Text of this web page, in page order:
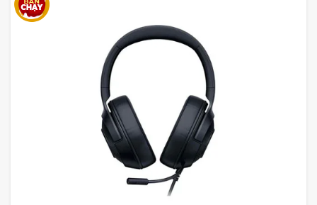
Tạo cảm giác thoải mái khi sử
dụng thời gian dài
Thiết kế siêu nhẹ
Chỉ nặng 295 gram, tai nghe không dây siêu nhẹ
TUF Gaming H1 Wireless được thiết kế để giúp bạn
thoải mái trong các phiên chơi game kéo dài.